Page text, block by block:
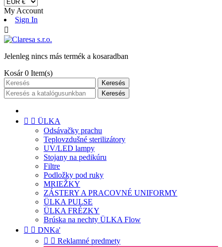
My Account
Sign In

Jelenleg nincs más termék a kosaradban
Kosár 0 Item(s)
Keresés
Keresés
  ÜLKA
Odsávačky prachu
Teplovzdušné sterilizátory
UV/LED lampy
Stojany na pedikúru
Filtre
Podložky pod ruky
MRIEŽKY
ZÁSTERY A PRACOVNÉ UNIFORMY
ÜLKA PULSE
ÜLKA FRÉZKY
Brúska na nechty ÜLKA Flow
  DNKa'
  Reklamné predmety